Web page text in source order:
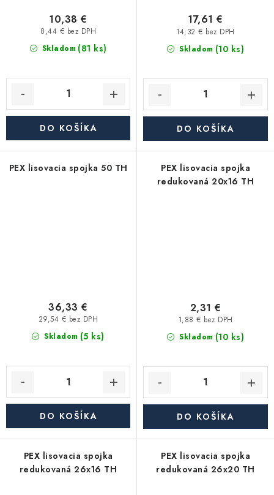
Skladom (81 ks)
8,44 € bez DPH
10,38 €
DO KOŠÍKA
Skladom (10 ks)
14,32 € bez DPH
17,61 €
DO KOŠÍKA
PEX lisovacia spojka 50 TH
Skladom (5 ks)
29,54 € bez DPH
36,33 €
DO KOŠÍKA
PEX lisovacia spojka
redukovaná 20x16 TH
Skladom (10 ks)
1,88 € bez DPH
2,31 €
DO KOŠÍKA
PEX lisovacia spojka
redukovaná 26x16 TH
PEX lisovacia spojka
redukovaná 26x20 TH